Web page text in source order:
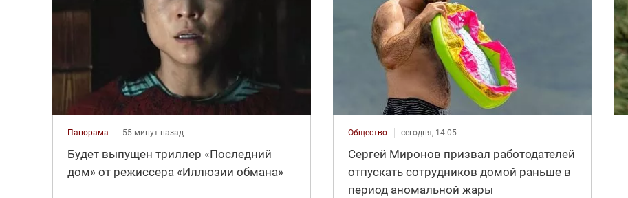
Панорама 55 минут назад
Будет выпущен триллер «Последний
дом» от режиссера «Иллюзии обмана»
Общество сегодня, 14:05
Сергей Миронов призвал работодателей
отпускать сотрудников домой раньше в
период аномальной жары